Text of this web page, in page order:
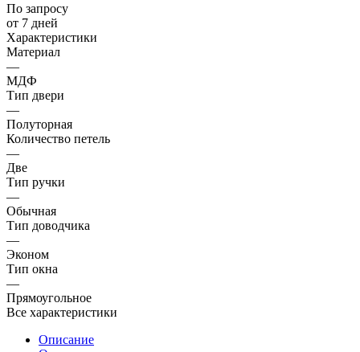
По запросу
от 7 дней
Характеристики
Материал
—
МДФ
Тип двери
—
Полуторная
Количество петель
—
Две
Тип ручки
—
Обычная
Тип доводчика
—
Эконом
Тип окна
—
Прямоугольное
Все характеристики
Описание